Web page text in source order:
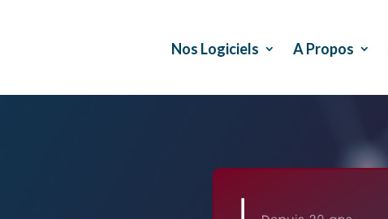
Nos Logiciels A Propos